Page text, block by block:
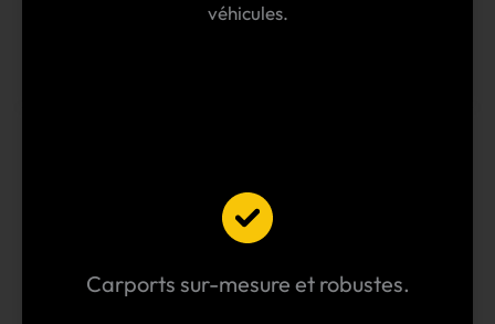
véhicules.
Carports sur-mesure et robustes.